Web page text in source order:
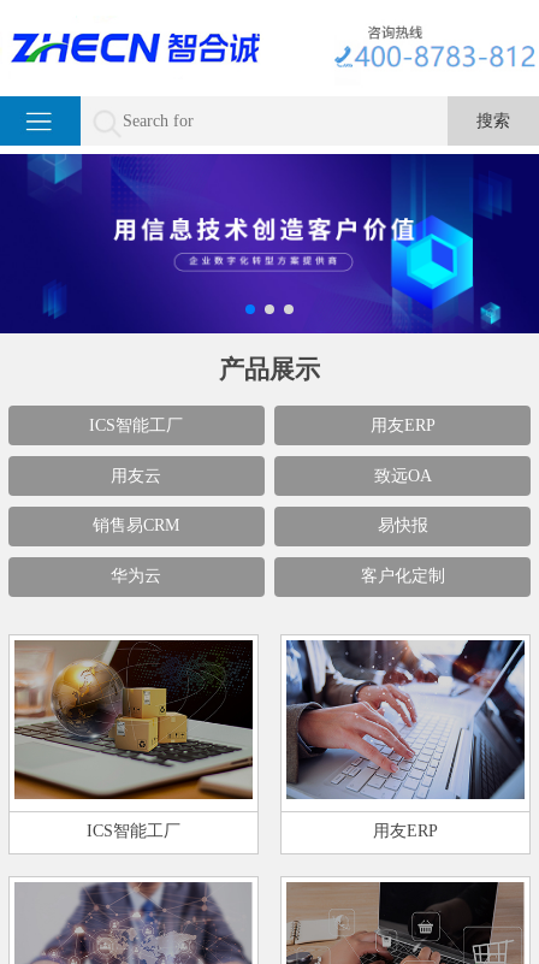
产品展示
ICS智能工厂 用友ERP
用友云 致远OA
销售易CRM 易快报
华为云 客户化定制
ICS智能工厂 用友ERP